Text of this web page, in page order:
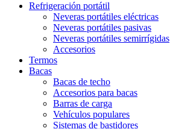
Refrigeración portátil
Neveras portátiles eléctricas
Neveras portátiles pasivas
Neveras portátiles semirrígidas
Accesorios
Termos
Bacas
Bacas de techo
Accesorios para bacas
Barras de carga
Vehículos populares
Sistemas de bastidores